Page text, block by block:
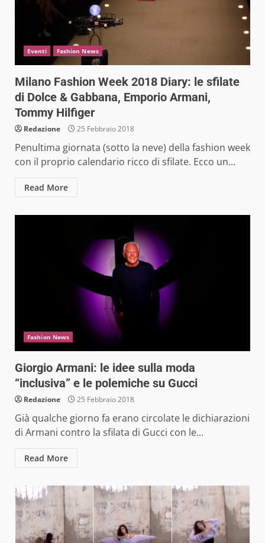
Eventi Fashion News
Milano Fashion Week 2018 Diary: le sfilate
di Dolce & Gabbana, Emporio Armani,
Tommy Hilfiger
Redazione 25 Febbraio 2018
Penultima giornata (sotto la neve) della fashion week
con il proprio calendario ricco di sfilate. Ecco un...
Read More
Fashion News
Giorgio Armani: le idee sulla moda
“inclusiva” e le polemiche su Gucci
Redazione 25 Febbraio 2018
Già qualche giorno fa erano circolate le dichiarazioni
di Armani contro la sfilata di Gucci con le...
Read More